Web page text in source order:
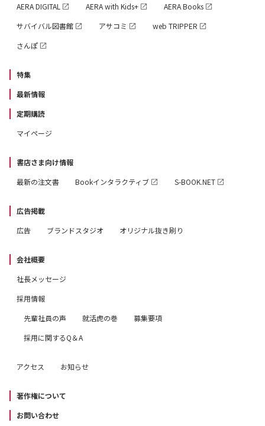
AERA DIGITAL
AERA with Kids+
AERA Books
サバイバル図書館
アサコミ
web TRIPPER
さんぽ
特集
最新情報
定期購読
マイページ
書店さま向け情報
最新の注文書
Bookインタラクティブ S-BOOK.NET
広告掲載
広告
ブランドスタジオ オリジナル抜き刷り
会社概要
社長メッセージ
採用情報
先輩社員の声
就活虎の巻
募集要項
採用に関するQ＆A
アクセス お知らせ
著作権について
お問い合わせ